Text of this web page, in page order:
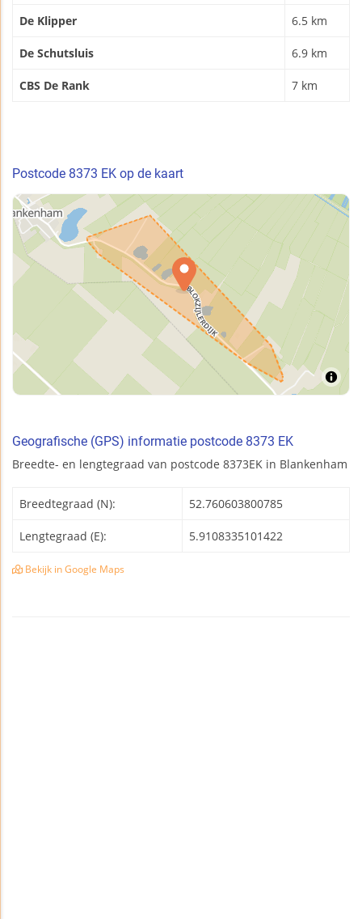
De Klipper 6.5 km
De Schutsluis 6.9 km
CBS De Rank 7 km
Postcode 8373 EK op de kaart
Geografische (GPS) informatie postcode 8373 EK
Breedte- en lengtegraad van postcode 8373EK in Blankenham
Breedtegraad (N): 52.760603800785
Lengtegraad (E): 5.9108335101422
Bekijk in Google Maps